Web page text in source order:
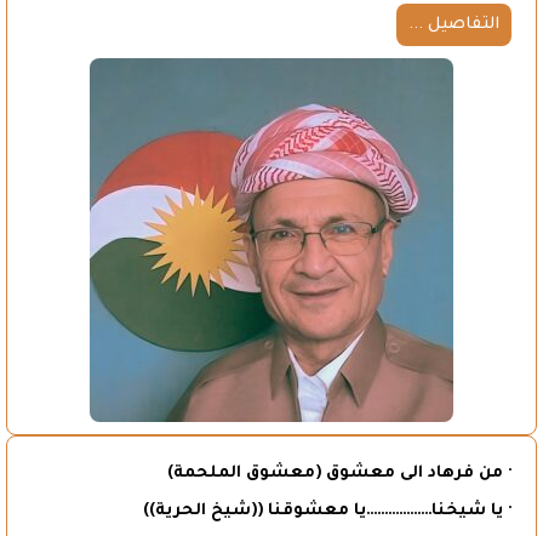
التفاصيل ...
· من فرهاد الى معشوق (معشوق الملحمة)
· يا شيخنا………………يا معشوقنا ((شيخ الحرية))